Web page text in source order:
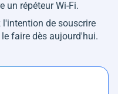
un répéteur Wi-Fi.
de souscrire
faire dès aujourd'hui.